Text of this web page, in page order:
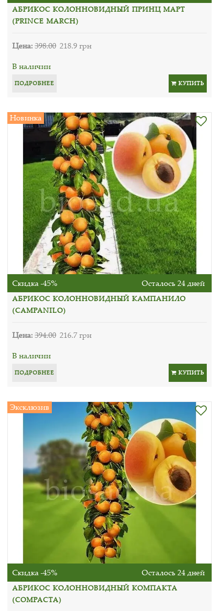
АБРИКОС КОЛОННОВИДНЫЙ ПРИНЦ МАРТ
(PRINCE MARCH)
Цена:398.00 218.9 грн
В наличии
ПОДРОБНЕЕ КУПИТЬ
Новинка
Скидка -45% Осталось 24 дней
АБРИКОС КОЛОННОВИДНЫЙ КАМПАНИЛО
(CAMPANILO)
Цена:394.00 216.7 грн
В наличии
ПОДРОБНЕЕ КУПИТЬ
Эксклюзив
Скидка -45% Осталось 24 дней
АБРИКОС КОЛОННОВИДНЫЙ КОМПАКТА
(COMPACTA)